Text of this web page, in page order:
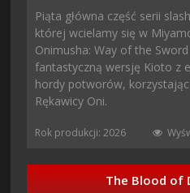
Piąta główna część serii
której wcielamy się w
Onimusha: Way of the
fantastyczną wersję Kioto z
hordy potworów,
Rękawicy Oni.
Rok produkcji: 2026
The Blood of